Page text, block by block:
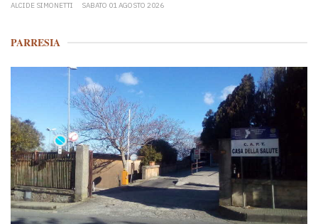
ALCIDE SIMONETTI SABATO 01 AGOSTO 2026
PARRESIA